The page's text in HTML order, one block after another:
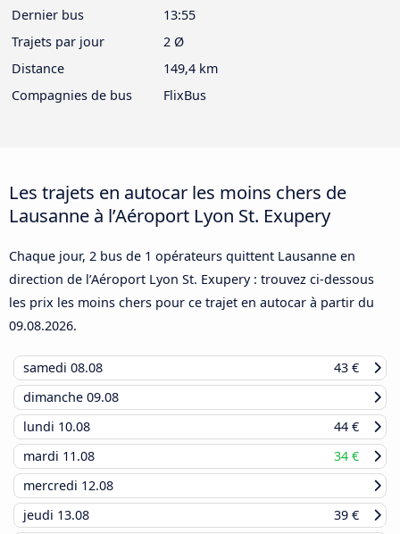
Dernier bus
13:55
Trajets par jour
2 Ø
Distance
149,4 km
Compagnies de bus
FlixBus
Les trajets en autocar les moins chers de
Lausanne à l’Aéroport Lyon St. Exupery
Chaque jour, 2 bus de 1 opérateurs quittent Lausanne en
direction de l’Aéroport Lyon St. Exupery : trouvez ci-dessous
les prix les moins chers pour ce trajet en autocar à partir du
09.08.2026.
samedi 08.08
43 €
dimanche 09.08
lundi 10.08
44 €
mardi 11.08
34 €
mercredi 12.08
jeudi 13.08
39 €